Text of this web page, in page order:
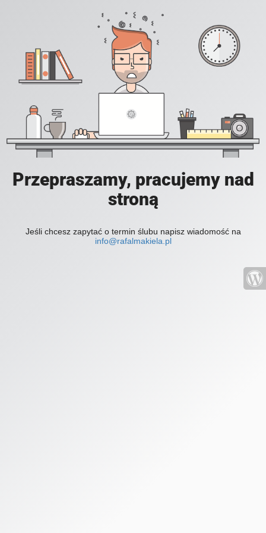
Przepraszamy, pracujemy nad
stroną
Jeśli chcesz zapytać o termin ślubu napisz wiadomość na
info@rafalmakiela.pl